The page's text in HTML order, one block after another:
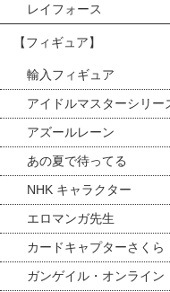
レイフォース
【フィギュア】
輸入フィギュア
アイドルマスターシリー
アズールレーン
あの夏で待ってる
NHK キャラクター
エロマンガ先生
カードキャプターさくら
ガンゲイル・オンライン